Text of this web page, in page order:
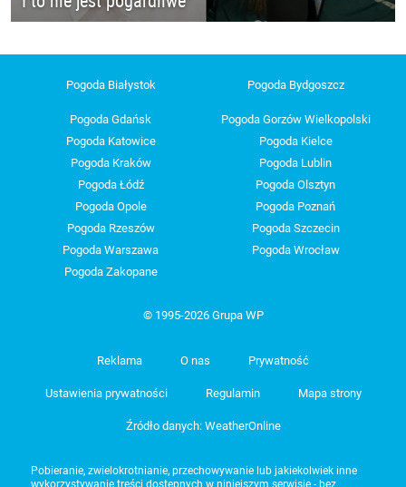
Pogoda Białystok Pogoda Bydgoszcz
Pogoda Gdańsk
Pogoda Gorzów Wielkopolski
Pogoda Katowice
Pogoda Kielce
Pogoda Kraków
Pogoda Lublin
Pogoda Łódź
Pogoda Olsztyn
Pogoda Opole
Pogoda Poznań
Pogoda Rzeszów
Pogoda Szczecin
Pogoda Warszawa
Pogoda Wrocław
Pogoda Zakopane
© 1995-2026 Grupa WP
Reklama O nas Prywatność
Ustawienia prywatności Regulamin Mapa strony
Źródło danych: WeatherOnline
Pobieranie, zwielokrotnianie, przechowywanie lub jakiekolwiek inne
wykorzystywanie treści dostępnych w niniejszym serwisie - bez